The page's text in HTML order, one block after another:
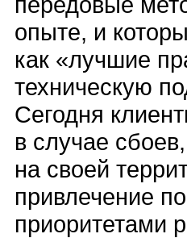
опыте, и
как «лучшие
техническую
Сегодня
в случае
на своей
привлечение
приоритетами